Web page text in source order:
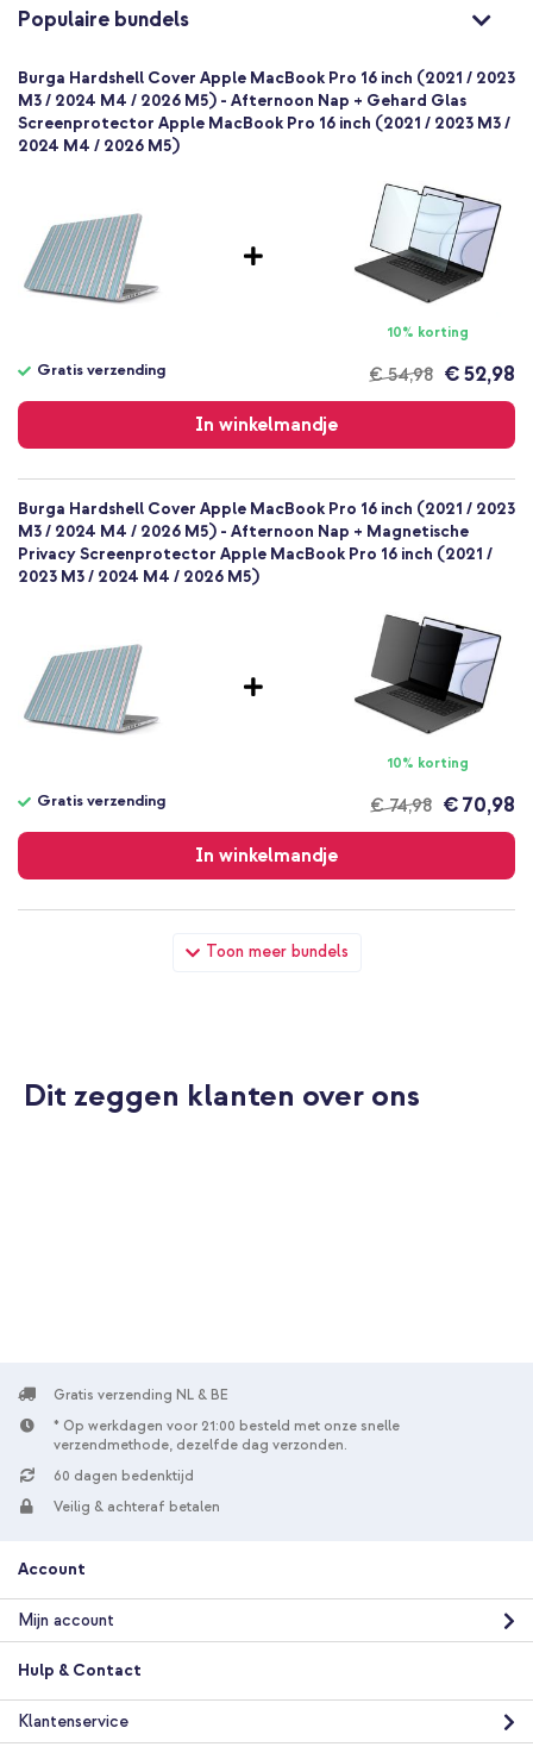
Nee
Populaire bundels
Toon meer bundels
Burga Hardshell Cover Apple MacBook Pro 16 inch (2021 / 2023
M3 / 2024 M4 / 2026 M5) - Afternoon Nap + Gehard Glas
Screenprotector Apple MacBook Pro 16 inch (2021 / 2023 M3 /
2024 M4 / 2026 M5)
10% korting
€ 54,98
Gratis verzending € 52,98
In winkelmandje
verzending
Burga Hardshell Cover Apple MacBook Pro 16 inch (2021 / 2023
M3 / 2024 M4 / 2026 M5) - Afternoon Nap + Magnetische
Privacy Screenprotector Apple MacBook Pro 16 inch (2021 /
2023 M3 / 2024 M4 / 2026 M5)
10% korting
€ 74,98
Gratis verzending € 70,98
In winkelmandje
verzending
Burga Hardshell Cover Apple MacBook Pro 16 inch (2021 / 2023
M3 / 2024 M4 / 2026 M5) - Afternoon Nap + Originele USB-C
Dit zeggen klanten over ons
Gratis verzending NL & BE
* Op werkdagen voor 21:00 besteld met onze snelle
verzendmethode, dezelfde dag verzonden.
60 dagen bedenktijd
Veilig & achteraf betalen
Account
Mijn account
Hulp & Contact
Klantenservice